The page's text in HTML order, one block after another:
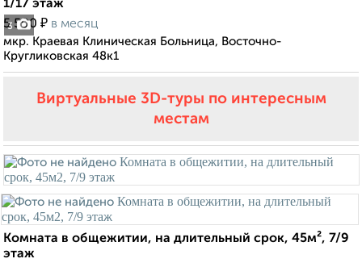
3
1/17 этаж
5 500 ₽ в месяц
мкр. Краевая Клиническая Больница, Восточно-
Кругликовская 48к1
Виртуальные 3D-туры по интересным
местам
Комната в общежитии, на длительный срок, 45м², 7/9
этаж